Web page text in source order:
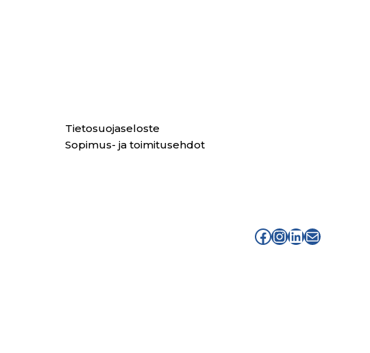
Tietosuojaseloste
Sopimus- ja toimitusehdot
facebook sport momentum
instagram sport momentum
linkedin sport
sähköpostiosoite info at sportmomentum piste fi